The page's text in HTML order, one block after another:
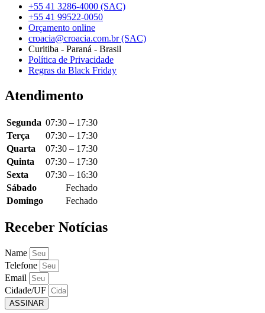
+55 41 3286-4000 (SAC)
+55 41 99522-0050
Orçamento online
croacia@croacia.com.br (SAC)
Curitiba - Paraná - Brasil
Política de Privacidade
Regras da Black Friday
Atendimento
Segunda 07:30 – 17:30
Terça
07:30 – 17:30
Quarta
07:30 – 17:30
Quinta
07:30 – 17:30
Sexta
07:30 – 16:30
Sábado
Fechado
Domingo
Fechado
Receber Notícias
Name
Telefone
Email
Cidade/UF
ASSINAR